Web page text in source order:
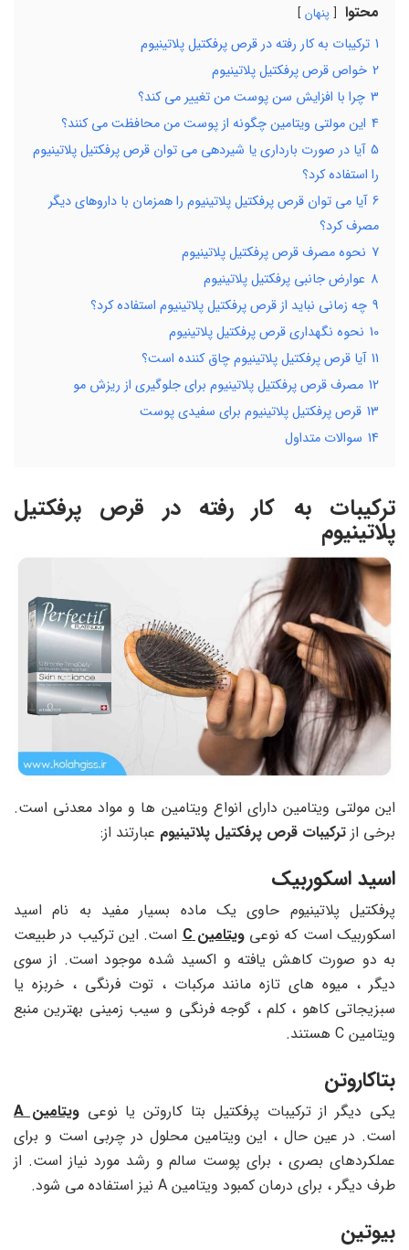
محتوا پنهان
1 ترکیبات به کار رفته در قرص پرفکتیل پلاتینیوم
2 خواص قرص پرفکتیل پلاتینیوم
3 چرا با افزایش سن پوست من تغییر می کند؟
4 این مولتی ویتامین چگونه از پوست من محافظت می کنند؟
5 آیا در صورت بارداری یا شیردهی می توان قرص پرفکتیل پلاتینیوم
را استفاده کرد؟
6 آیا می توان قرص پرفکتیل پلاتینیوم را همزمان با داروهای دیگر
مصرف کرد؟
7 نحوه مصرف قرص پرفکتیل پلاتینیوم
8 عوارض جانبی پرفکتیل پلاتینیوم
9 چه زمانی نباید از قرص پرفکتیل پلاتینیوم استفاده کرد؟
10 نحوه نگهداری قرص پرفکتیل پلاتینیوم
11 آیا قرص پرفکتیل پلاتینیوم چاق کننده است؟
12 مصرف قرص پرفکتیل پلاتینیوم برای جلوگیری از ریزش مو
13 قرص پرفکتیل پلاتینیوم برای سفیدی پوست
14 سوالات متداول
ترکیبات به کار رفته در قرص پرفکتیل
پلاتینیوم
این مولتی ویتامین دارای انواع ویتامین ها و مواد معدنی است.
برخی از ترکیبات قرص پرفکتیل پلاتینیوم عبارتند از:
اسید اسکوربیک
پرفکتیل پلاتینیوم حاوی یک ماده بسیار مفید به نام اسید
اسکوربیک است که نوعیویتامین C است. این ترکیب در طبیعت
به دو صورت کاهش یافته و اکسید شده موجود است. از سوی
دیگر ، میوه های تازه مانند مرکبات ، توت فرنگی ، خربزه یا
سبزیجاتی کاهو ، کلم ، گوجه فرنگی و سیب زمینی بهترین منبع
ویتامین C هستند.
بتاکاروتن
یکی دیگر از ترکیبات پرفکتیل بتا کاروتن یا نوعیویتامین A
است. در عین حال ، این ویتامین محلول در چربی است و برای
عملکردهای بصری ، برای پوست سالم و رشد مورد نیاز است. از
طرف دیگر ، برای درمان کمبود ویتامین A نیز استفاده می شود.
بیوتین